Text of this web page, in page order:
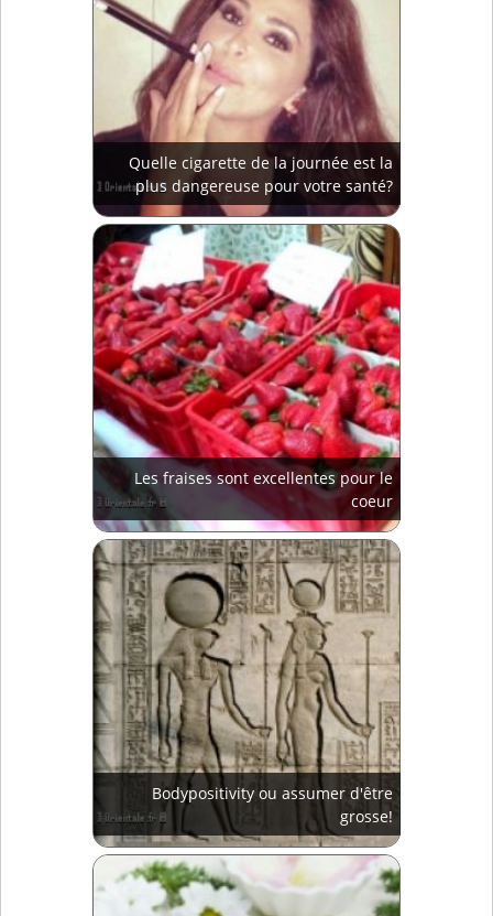
Quelle cigarette de la journée est la
plus dangereuse pour votre santé?
Les fraises sont excellentes pour le
coeur
Bodypositivity ou assumer d'être
grosse!